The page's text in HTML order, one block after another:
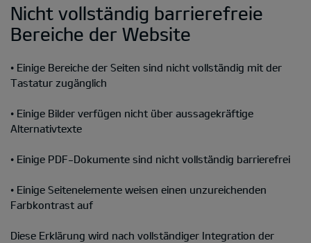
Nicht vollständig barrierefreie
Bereiche der Website
• Einige Bereiche der Seiten sind nicht vollständig mit der
Tastatur zugänglich
• Einige Bilder verfügen nicht über aussagekräftige
Alternativtexte
• Einige PDF-Dokumente sind nicht vollständig barrierefrei
• Einige Seitenelemente weisen einen unzureichenden
Farbkontrast auf
Diese Erklärung wird nach vollständiger Integration der